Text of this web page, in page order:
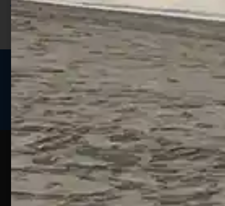
I punti sono indicati nella pagina
prodotto;
Seguici sui social
Web
Pesca
Un portale
pensato
Esperienze
Guide
sulla
pesca
sportiva
Assistenza
Clienti
Chi
Siamo
Contatti
Assistenza
Ecommerce